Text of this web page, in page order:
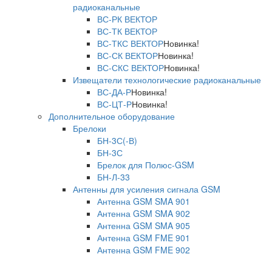
радиоканальные
ВС-РК ВЕКТОР
ВС-ТК ВЕКТОР
ВС-ТКС ВЕКТОРНовинка!
ВС-СК ВЕКТОРНовинка!
ВС-СКС ВЕКТОРНовинка!
Извещатели технологические радиоканальные
ВС-ДА-РНовинка!
ВС-ЦТ-РНовинка!
Дополнительное оборудование
Брелоки
БН-3С(-В)
БН-3С
Брелок для Полюс-GSM
БН-Л-33
Антенны для усиления сигнала GSM
Антенна GSM SMA 901
Антенна GSM SMA 902
Антенна GSM SMA 905
Антенна GSM FME 901
Антенна GSM FME 902